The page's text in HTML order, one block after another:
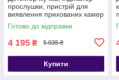
прослушки, пристрій для
виявлення прихованих камер
Protect K-68
Готово до відправки
4 195 ₴ 5 035 ₴
Купити